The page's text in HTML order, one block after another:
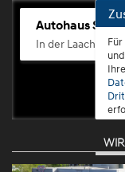
Autohaus
In der Laach 76,